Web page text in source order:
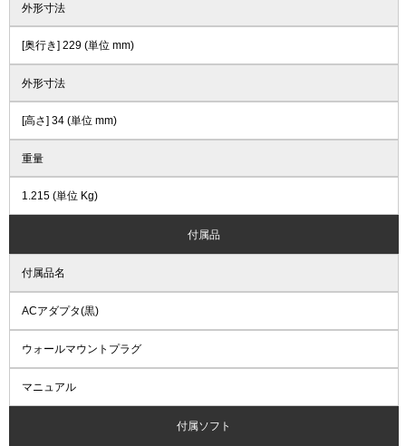
外形寸法
[奥行き] 229 (単位 mm)
外形寸法
[高さ] 34 (単位 mm)
重量
1.215 (単位 Kg)
付属品
付属品名
ACアダプタ(黒)
ウォールマウントプラグ
マニュアル
付属ソフト